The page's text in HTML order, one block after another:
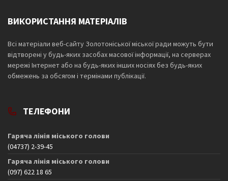
ВИКОРИСТАННЯ МАТЕРІАЛІВ
Всі матеріали веб-сайту Золотоніської міської ради можуть бути
відтворені у будь-яких засобах масової інформації, на серверах
мережі Інтернет або на будь-яких інших носіях без будь-яких
обмежень за обсягом і термінами публікації.
ТЕЛЕФОНИ
Гаряча лінія міського голови
(04737) 2-39-45
Гаряча лінія міського голови
(097) 622 18 65